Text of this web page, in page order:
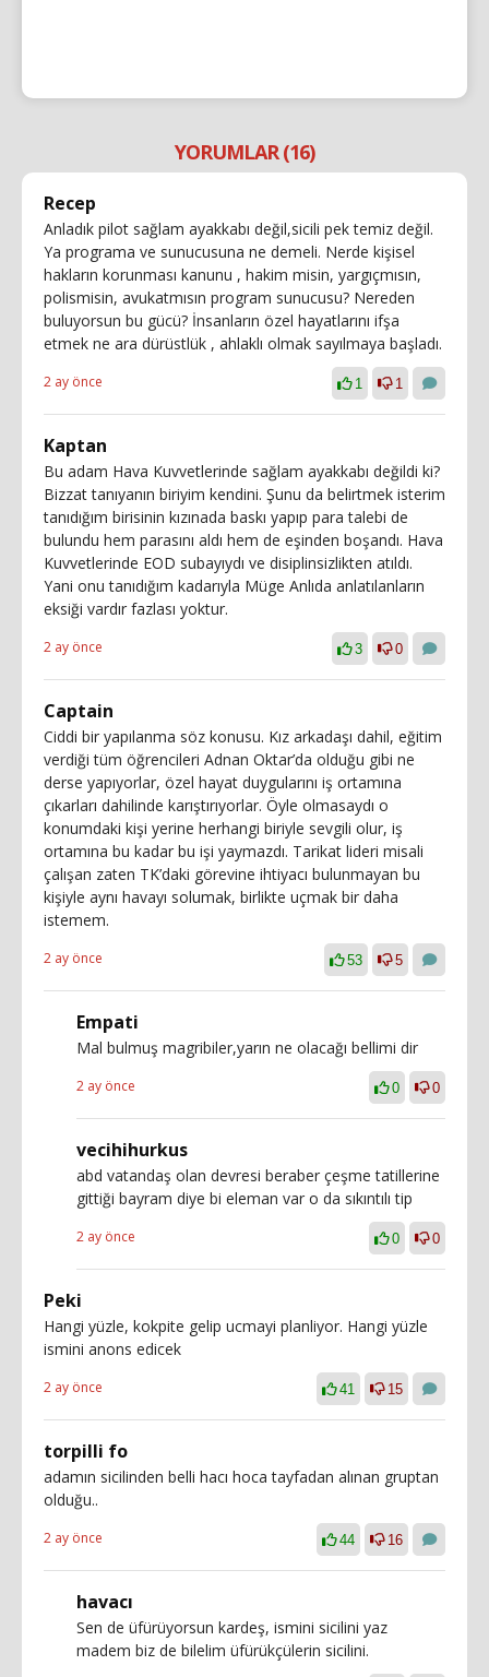
YORUMLAR (16)
Recep
Anladık pilot sağlam ayakkabı değil,sicili pek temiz değil.
Ya programa ve sunucusuna ne demeli. Nerde kişisel
hakların korunması kanunu , hakim misin, yargıçmısın,
polismisin, avukatmısın program sunucusu? Nereden
buluyorsun bu gücü? İnsanların özel hayatlarını ifşa
etmek ne ara dürüstlük , ahlaklı olmak sayılmaya başladı.
2 ay önce 1 1
Kaptan
Bu adam Hava Kuvvetlerinde sağlam ayakkabı değildi ki?
Bizzat tanıyanın biriyim kendini. Şunu da belirtmek isterim
tanıdığım birisinin kızınada baskı yapıp para talebi de
bulundu hem parasını aldı hem de eşinden boşandı. Hava
Kuvvetlerinde EOD subayıydı ve disiplinsizlikten atıldı.
Yani onu tanıdığım kadarıyla Müge Anlıda anlatılanların
eksiği vardır fazlası yoktur.
2 ay önce 3 0
Captain
Ciddi bir yapılanma söz konusu. Kız arkadaşı dahil, eğitim
verdiği tüm öğrencileri Adnan Oktar’da olduğu gibi ne
derse yapıyorlar, özel hayat duygularını iş ortamına
çıkarları dahilinde karıştırıyorlar. Öyle olmasaydı o
konumdaki kişi yerine herhangi biriyle sevgili olur, iş
ortamına bu kadar bu işi yaymazdı. Tarikat lideri misali
çalışan zaten TK’daki görevine ihtiyacı bulunmayan bu
kişiyle aynı havayı solumak, birlikte uçmak bir daha
istemem.
2 ay önce 53 5
Empati
Mal bulmuş magribiler,yarın ne olacağı bellimi dir
2 ay önce 0 0
vecihihurkus
abd vatandaş olan devresi beraber çeşme tatillerine
gittiği bayram diye bi eleman var o da sıkıntılı tip
2 ay önce 0 0
Peki
Hangi yüzle, kokpite gelip ucmayi planliyor. Hangi yüzle
ismini anons edicek
2 ay önce 41 15
torpilli fo
adamın sicilinden belli hacı hoca tayfadan alınan gruptan
olduğu..
2 ay önce 44 16
havacı
Sen de üfürüyorsun kardeş, ismini sicilini yaz
madem biz de bilelim üfürükçülerin sicilini.